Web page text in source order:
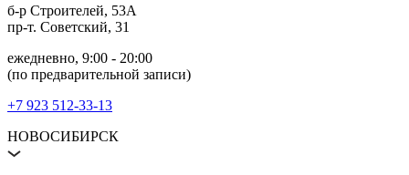
б‑р Строителей, 53А
пр‑т. Советский, 31
ежедневно, 9:00 ‑ 20:00
(по предварительной записи)
+7 923 512‑33‑13
НОВОСИБИРСК